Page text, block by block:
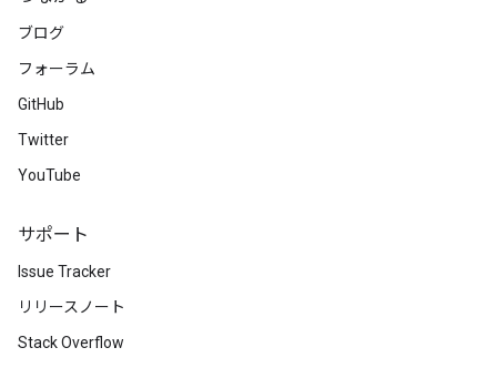
ブログ
フォーラム
GitHub
Twitter
YouTube
サポート
Issue Tracker
リリースノート
Stack Overflow